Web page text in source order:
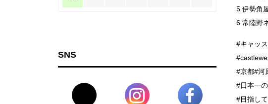
5 伊勢角
6 常陸野
#キャッ
#京都#河
#日本一
#目指し
SNS